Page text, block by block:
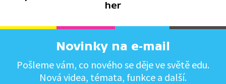
her
Novinky na e-mail
Pošleme vám, co nového se děje ve světě edu.
Nová videa, témata, funkce a další.